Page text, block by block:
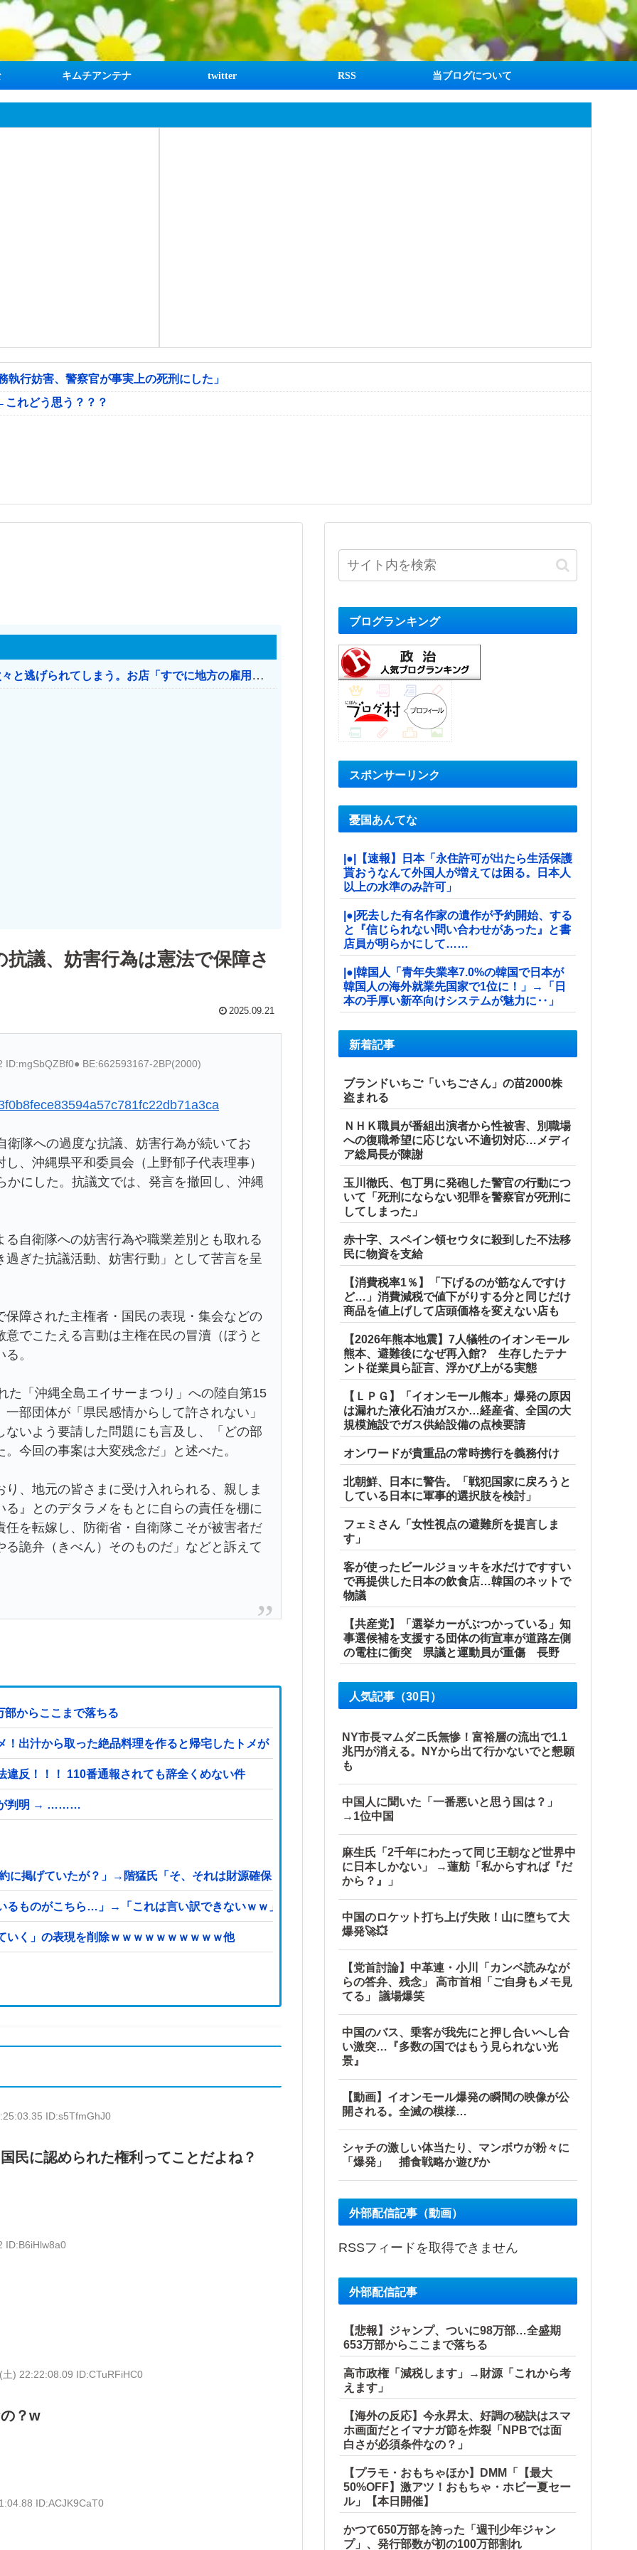
キムチアンテナ twitter RSS 当ブログについて
行妨害、警察官が事実上の死刑にした」
れどう思う？？？
日本のお店、時給1500円でもミャンマー人に次々と逃げられてしまう。お店「すでに地方の雇用は崩壊」
議、妨害行為は憲法で保障さ
2025.09.21
BE:662593167-2BP(2000)
隊への過度な抗議、妨害行為が続いてお
、沖縄県平和委員会（上野郁子代表理事）
にした。抗議文では、発言を撤回し、沖縄
自衛隊への妨害行為や職業差別とも取れる
ぎた抗議活動、妨害行動」として苦言を呈
障された主権者・国民の表現・集会などの
でこたえる言動は主権在民の冒瀆（ぼうと
。
た「沖縄全島エイサーまつり」への陸自第15
部団体が「県民感情からして許されない」
いよう要請した問題にも言及し、「どの部
今回の事案は大変残念だ」と述べた。
、地元の皆さまに受け入れられる、親しま
』とのデタラメをもとに自らの責任を棚に
を転嫁し、防衛省・自衛隊こそが被害者だ
詭弁（きべん）そのものだ」などと訴えて
からここまで落ちる
！出汁から取った絶品料理を作ると帰宅したトメが「味がない！」と発狂ｗｗｗ箸を置いた良ウトが言い放った言葉とは
反！！！ 110番通報されても辞全くめない件
が判明 → ………
に掲げていたが？」→階猛氏「そ、それは財源確保という条件付き」
るものがこちら…」→「これは言い訳できないｗｗ」＝韓国の反応
く」の表現を削除ｗｗｗｗｗｗｗｗｗｗ他
ID:s5TfmGhJ0
民に認められた権利ってことだよね？
ID:B6iHlw8a0
) 22:22:08.09 ID:CTuRFiHC0
？w
ID:ACJK9CaT0
ブログランキング
スポンサーリンク
憂国あんてな
|●|【速報】日本「永住許可が出たら生活保護
貰おうなんて外国人が増えては困る。日本人
以上の水準のみ許可」
|●|死去した有名作家の遺作が予約開始、する
と『信じられない問い合わせがあった』と書
店員が明らかにして……
|●|韓国人「青年失業率7.0%の韓国で日本が
韓国人の海外就業先国家で1位に！」→「日
本の手厚い新卒向けシステムが魅力に‥」
新着記事
ブランドいちご「いちごさん」の苗2000株
盗まれる
ＮＨＫ職員が番組出演者から性被害、別職場
への復職希望に応じない不適切対応…メディ
ア総局長が陳謝
玉川徹氏、包丁男に発砲した警官の行動につ
いて「死刑にならない犯罪を警察官が死刑に
してしまった」
赤十字、スペイン領セウタに殺到した不法移
民に物資を支給
【消費税率1％】「下げるのが筋なんですけ
ど…」消費減税で値下がりする分と同じだけ
商品を値上げして店頭価格を変えない店も
【2026年熊本地震】7人犠牲のイオンモール
熊本、避難後になぜ再入館? 生存したテナ
ント従業員ら証言、浮かび上がる実態
【ＬＰＧ】「イオンモール熊本」爆発の原因
は漏れた液化石油ガスか…経産省、全国の大
規模施設でガス供給設備の点検要請
オンワードが貴重品の常時携行を義務付け
北朝鮮、日本に警告。「戦犯国家に戻ろうと
している日本に軍事的選択肢を検討」
フェミさん「女性視点の避難所を提言しま
す」
客が使ったビールジョッキを水だけですすい
で再提供した日本の飲食店…韓国のネットで
物議
【共産党】「選挙カーがぶつかっている」知
事選候補を支援する団体の街宣車が道路左側
の電柱に衝突 県議と運動員が重傷 長野
人気記事（30日）
NY市長マムダニ氏無惨！富裕層の流出で1.1
兆円が消える。NYから出て行かないでと懇願
も
中国人に聞いた「一番悪いと思う国は？」
→1位中国
麻生氏「2千年にわたって同じ王朝など世界中
に日本しかない」 →蓮舫「私からすれば『だ
から？』」
中国のロケット打ち上げ失敗！山に堕ちて大
爆発🚀💥
【党首討論】中革連・小川「カンペ読みなが
らの答弁、残念」 高市首相「ご自身もメモ見
てる」 議場爆笑
中国のバス、乗客が我先にと押し合いへし合
い激突…『多数の国ではもう見られない光
景』
【動画】イオンモール爆発の瞬間の映像が公
開される。全滅の模様…
シャチの激しい体当たり、マンボウが粉々に
「爆発」 捕食戦略か遊びか
外部配信記事（動画）
RSSフィードを取得できません
外部配信記事
【悲報】ジャンプ、ついに98万部…全盛期
653万部からここまで落ちる
高市政権「減税します」→財源「これから考
えます」
【海外の反応】今永昇太、好調の秘訣はスマ
ホ画面だとイマナガ節を炸裂「NPBでは面
白さが必須条件なの？」
【プラモ・おもちゃほか】DMM「【最大
50%OFF】激アツ！おもちゃ・ホビー夏セー
ル」【本日開催】
かつて650万部を誇った「週刊少年ジャン
プ」、発行部数が初の100万部割れ